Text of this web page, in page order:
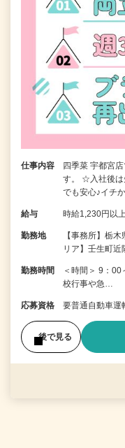
仕事内容
四季菜 宇都宮
す。 ☆入社後は
でも安心♪イチ
給与 時給1,230円以上
勤務地
【事務所】栃
リア】壬生町近
勤務時間
＜時間＞ 9：
校行事や急…
応募資格 要普通自動車運
後で見る